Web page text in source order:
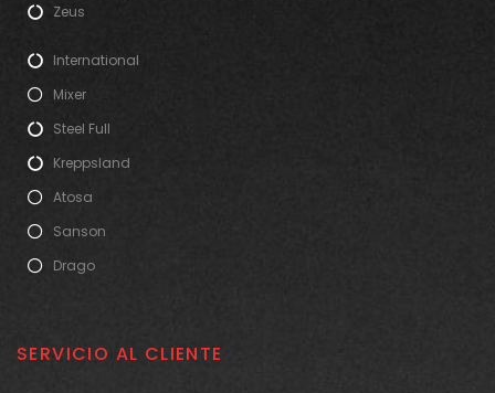
Zeus
International
Mixer
Steel Full
Kreppsland
Atosa
Sanson
Drago
SERVICIO AL CLIENTE